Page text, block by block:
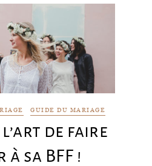
GUIDE DU MARIAGE
l’art de faire
sa BFF !